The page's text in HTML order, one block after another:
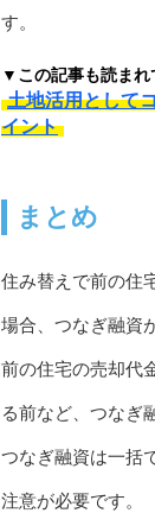
す。
▼この記事も読まれ
土地活用として
イント
まとめ
住み替えで前の住
場合、つなぎ融資
前の住宅の売却代
る前など、つなぎ
つなぎ融資は一括
注意が必要です。